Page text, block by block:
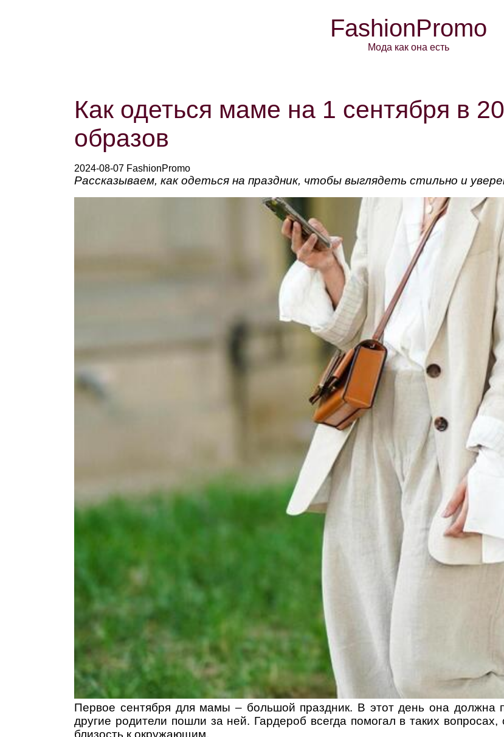
FashionPromo
Мода как она есть
Как одеться маме на 1 сентября в
образов
2024-08-07 FashionPromo
Рассказываем, как одеться на праздник, чтобы выглядеть стильно и
Первое сентября для мамы – большой праздник. В этот день она должна
другие родители пошли за ней. Гардероб всегда помогал в таких
близость к окружающим.